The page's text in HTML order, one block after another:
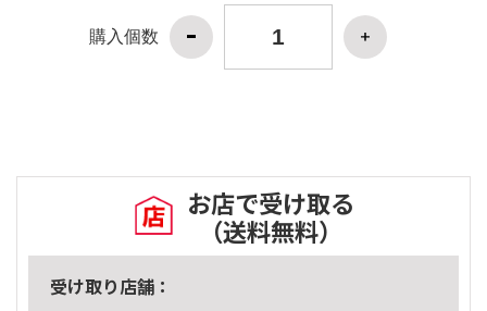
購入個数
お店で受け取る
（送料無料）
受け取り店舗：